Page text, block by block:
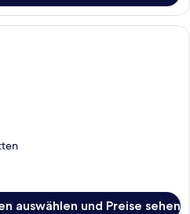
Ein Hotelzimmer mit Bett,
auswählen und Preise sehen